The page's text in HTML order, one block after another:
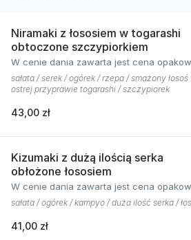
Niramaki z łososiem w togarashi
obtoczone szczypiorkiem
W cenie dania zawarta jest cena
sałata / serek / ogórek / rzepa / smażony łosoś
ostrej przyprawie togarashi / szczypiorek
43,00 zł
Kizumaki z dużą ilością serka
obłożone łososiem
W cenie dania zawarta jest cena
sałata / ogórek / kampyo / duża ilość serka /
41,00 zł